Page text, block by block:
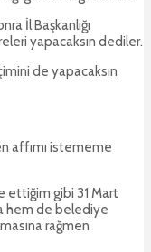
İl Başkanlığı
yapacaksın dediler.
de yapacaksın
affımı istememe
ettiğim gibi 31 Mart
hem de belediye
rağmen